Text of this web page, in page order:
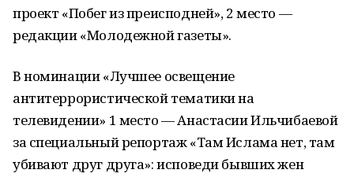
проект «Побег из преисподней», 2 место —
редакции «Молодежной газеты».
В номинации «Лучшее освещение
антитеррористической тематики на
телевидении» 1 место — Анастасии Ильчибаевой
за специальный репортаж «Там Ислама нет, там
убивают друг друга»: исповеди бывших жен